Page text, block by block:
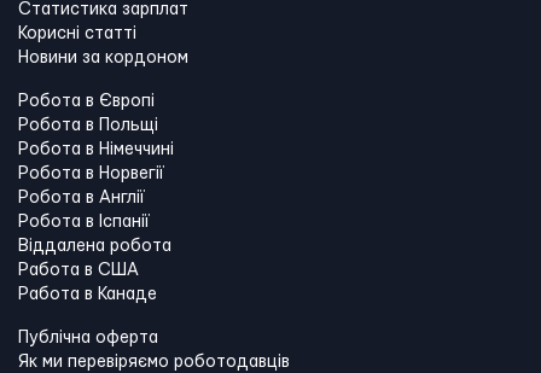
Статистика зарплат
Корисні статті
Новини за кордоном
Робота в Європі
Робота в Польщі
Робота в Німеччині
Робота в Норвегії
Робота в Англії
Робота в Іспанії
Віддалена робота
Работа в США
Работа в Канадe
Публічна оферта
Як ми перевіряємо роботодавців